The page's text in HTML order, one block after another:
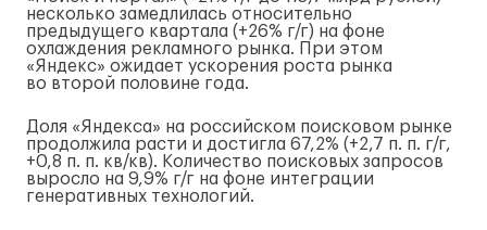
несколько замедлилась относительно
предыдущего квартала (+26% г/г) на фоне
охлаждения рекламного рынка. При этом
«Яндекс» ожидает ускорения роста рынка
во второй половине года.
Доля «Яндекса» на российском поисковом рынке
продолжила расти и достигла 67,2% (+2,7 п. п. г/г,
+0,8 п. п. кв/кв). Количество поисковых запросов
выросло на 9,9% г/г на фоне интеграции
генеративных технологий.